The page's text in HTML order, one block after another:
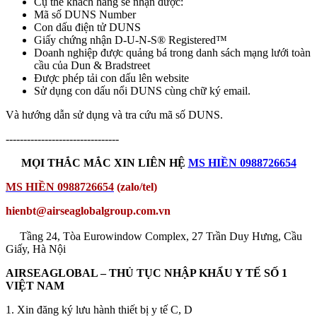
Mã số DUNS Number
Con dấu điện tử DUNS
Giấy chứng nhận D-U-N-S® Registered™
Doanh nghiệp được quảng bá trong danh sách mạng lưới toàn
cầu của Dun & Bradstreet
Được phép tải con dấu lên website
Sử dụng con dấu nổi DUNS cùng chữ ký email.
Và hướng dẫn sử dụng và tra cứu mã số DUNS.
--------------------------------
MỌI THẮC MẮC XIN LIÊN HỆ MS HIỀN 0988726654
MS HIỀN 0988726654 (zalo/tel)
hienbt@airseaglobalgroup.com.vn
Tầng 24, Tòa Eurowindow Complex, 27 Trần Duy Hưng, Cầu
Giấy, Hà Nội
AIRSEAGLOBAL – THỦ TỤC NHẬP KHẨU Y TẾ SỐ 1
VIỆT NAM
1. Xin đăng ký lưu hành thiết bị y tế C, D